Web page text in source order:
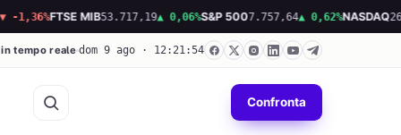
FTSE MIB53.717,19▲ 0,06%S&P 5007.757,64▲ 0,62%NASDAQ
tempo reale dom 9 ago · 12:21:55
Confronta